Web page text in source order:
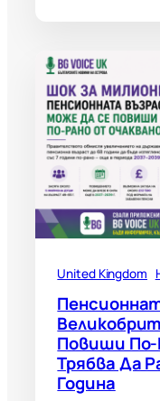
United Kingdom
Повиши
Трябва Да
Година